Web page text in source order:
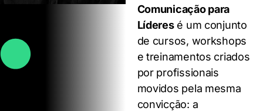
Comunicação para
Líderesé um conjunto
de cursos, workshops
e treinamentos criados
por profissionais
movidos pela mesma
convicção: a